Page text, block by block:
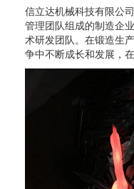
信立达机械科技有限公
管理团队组成的制造企
术研发团队。在锻造生
争中不断成长和发展，